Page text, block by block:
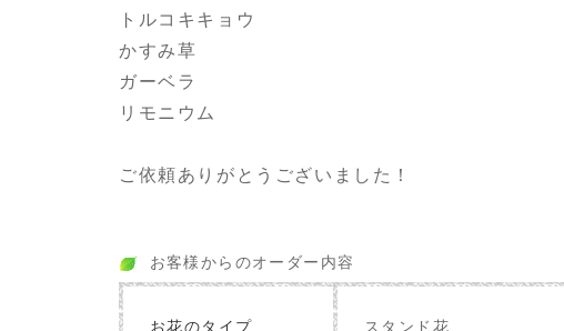
トルコキキョウ
かすみ草
ガーベラ
リモニウム
ご依頼ありがとうございました！
お客様からのオーダー内容
お花のタイプ スタンド花